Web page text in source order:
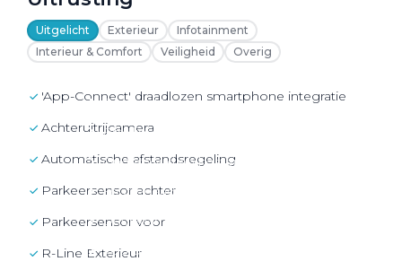
Over elektrisch rijden
Bijtelling en belastingvoordelen
Onderhoud en kosten
Shuttel laadoplossingen
Duurzaamheid
Voordelen
Uitgelicht Exterieur
Infotainment
Interieur & Comfort
Veiligheid Overig
'App-Connect' draadlozen smartphone integratie
Achteruitrijcamera
Automatische afstandsregeling
parkeersensor achter
parkeersensor voor
R-Line Exterieur